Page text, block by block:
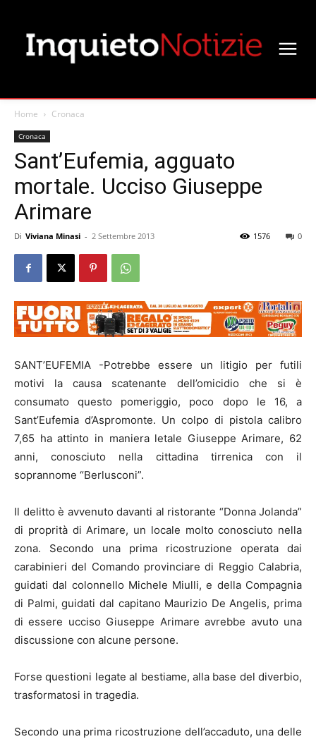
Home Cronaca
Cronaca
Sant’Eufemia, agguato
mortale. Ucciso Giuseppe
Arimare
Di Viviana Minasi - 2 Settembre 2013 0
1576
SANT’EUFEMIA -Potrebbe essere un litigio per futili
motivi la causa scatenante dell’omicidio che si è
consumato questo pomeriggio, poco dopo le 16, a
Sant’Eufemia d’Aspromonte. Un colpo di pistola calibro
7,65 ha attinto in maniera letale Giuseppe Arimare, 62
anni, conosciuto nella cittadina tirrenica con il
soprannome “Berlusconi”.
Il delitto è avvenuto davanti al ristorante “Donna Jolanda”
di proprità di Arimare, un locale molto conosciuto nella
zona. Secondo una prima ricostruzione operata dai
carabinieri del Comando provinciare di Reggio Calabria,
guidati dal colonnello Michele Miulli, e della Compagnia
di Palmi, guidati dal capitano Maurizio De Angelis, prima
di essere ucciso Giuseppe Arimare avrebbe avuto una
discussione con alcune persone.
Forse questioni legate al bestiame, alla base del diverbio,
trasformatosi in tragedia.
Secondo una prima ricostruzione dell’accaduto, una delle